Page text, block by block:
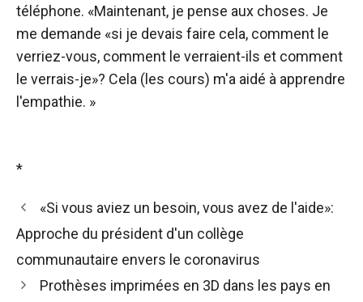
téléphone. «Maintenant, je pense aux choses. Je
me demande «si je devais faire cela, comment le
verriez-vous, comment le verraient-ils et comment
le verrais-je»? Cela (les cours) m'a aidé à apprendre
l'empathie. »
*
«Si vous aviez un besoin, vous avez de l'aide»:
Approche du président d'un collège
communautaire envers le coronavirus
Prothèses imprimées en 3D dans les pays en